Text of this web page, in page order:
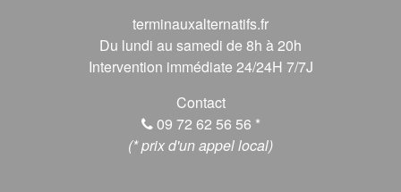
terminauxalternatifs.fr
Du lundi au samedi de 8h à 20h
Intervention immédiate 24/24H 7/7J
Contact
09 72 62 56 56 *
(* prix d'un appel local)